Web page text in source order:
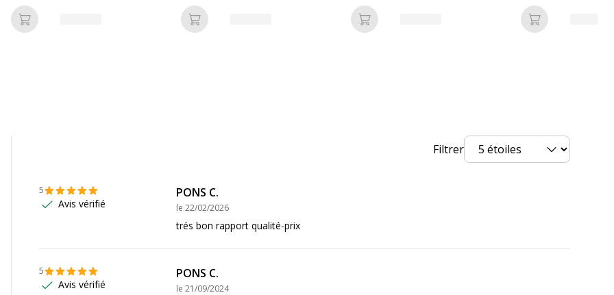
Référence produit fabricant T6L99AE
6962 ¦ HP
6965 ,6966,
Etat du produit
Ajouter au panier Ajouter au panier Ajouter au panier Ajouter au
Filtrer
5
Avis vérifié
PONS C.
le 22/02/2026
trés bon rapport qualité-prix
5
Avis vérifié
PONS C.
le 21/09/2024